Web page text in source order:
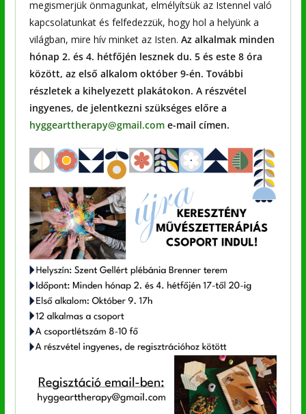
megismerjük önmagunkat, elmélyítsük az Istennel való
kapcsolatunkat és felfedezzük, hogy hol a helyünk a
világban, mire hív minket az Isten. Az alkalmak minden
hónap 2. és 4. hétfőjén lesznek du. 5 és este 8 óra
között, az első alkalom október 9-én. További
részletek a kihelyezett plakátokon. A részvétel
ingyenes, de jelentkezni szükséges előre a
hyggearttherapy@gmail.come-mail címen.